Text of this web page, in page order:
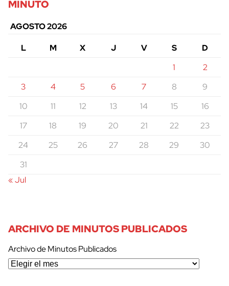
MINUTO
AGOSTO 2026
L
M X J V S
D
1
2
3
4 5 6 7 8
9
10
11 12 13 14 15
16
17
18 19 20 21 22
23
24
25 26 27 28 29
30
31
« Jul
ARCHIVO DE MINUTOS PUBLICADOS
Archivo de Minutos Publicados